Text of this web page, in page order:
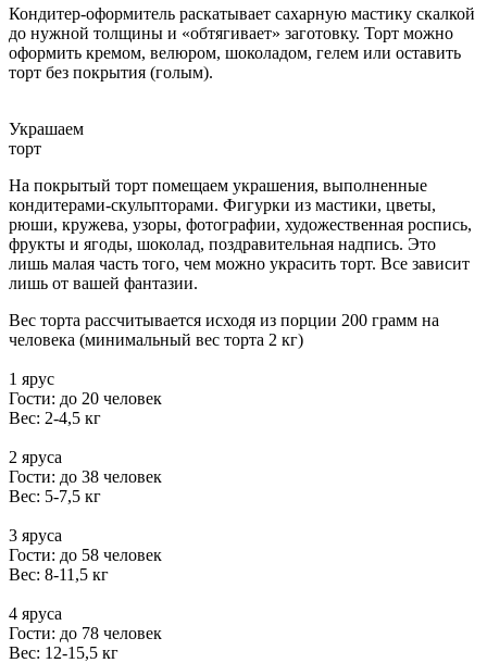
Кондитер-оформитель раскатывает сахарную мастику скалкой
до нужной толщины и «обтягивает» заготовку. Торт можно
оформить кремом, велюром, шоколадом, гелем или оставить
торт без покрытия (голым).
Украшаем
торт
На покрытый торт помещаем украшения, выполненные
кондитерами-скульпторами. Фигурки из мастики, цветы,
рюши, кружева, узоры, фотографии, художественная роспись,
фрукты и ягоды, шоколад, поздравительная надпись. Это
лишь малая часть того, чем можно украсить торт. Все зависит
лишь от вашей фантазии.
Вес торта рассчитывается исходя из порции 200 грамм на
человека (минимальный вес торта 2 кг)
1 ярус
Гости: до 20 человек
Вес: 2-4,5 кг
2 яруса
Гости: до 38 человек
Вес: 5-7,5 кг
3 яруса
Гости: до 58 человек
Вес: 8-11,5 кг
4 яруса
Гости: до 78 человек
Вес: 12-15,5 кг